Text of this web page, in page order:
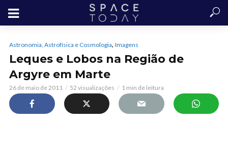
Astronomia, Astrofísica e Cosmologia, Imagens
Leques e Lobos na Região de
Argyre em Marte
26 de maio de 2011 52 visualizações 1 min de leitura